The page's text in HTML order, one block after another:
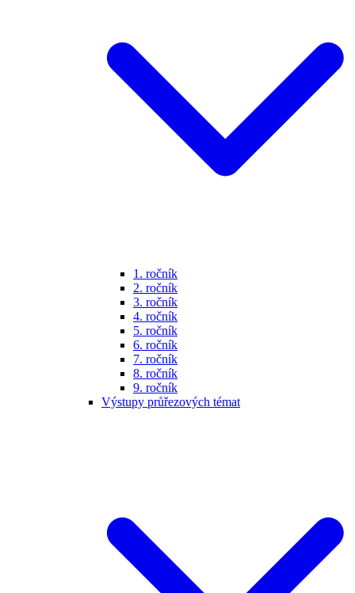
1. ročník
2. ročník
3. ročník
4. ročník
5. ročník
6. ročník
7. ročník
8. ročník
9. ročník
Výstupy průřezových témat